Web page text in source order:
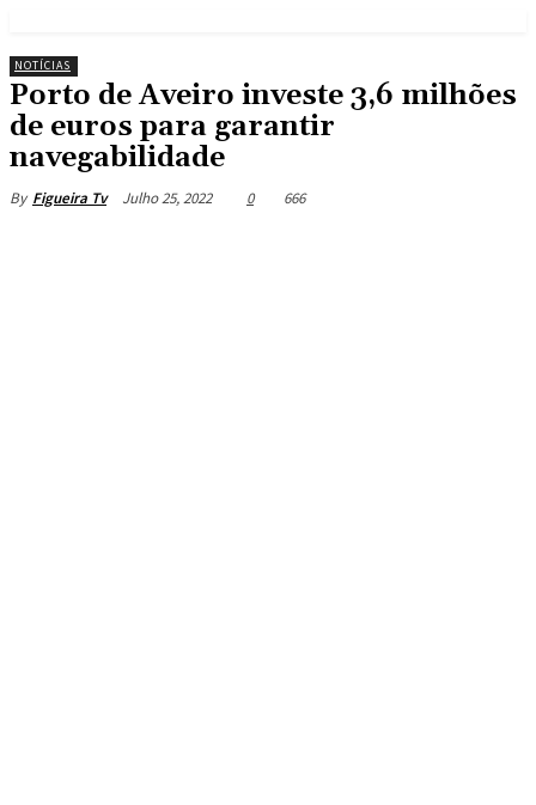
NOTÍCIAS
Porto de Aveiro investe 3,6 milhões
de euros para garantir
navegabilidade
By Figueira Tv Julho 25, 2022 0 666